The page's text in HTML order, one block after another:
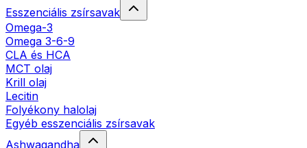
Esszenciális zsírsavak
Omega-3
Omega 3-6-9
CLA és HCA
MCT olaj
Krill olaj
Lecitin
Folyékony halolaj
Egyéb esszenciális zsírsavak
Ashwagandha